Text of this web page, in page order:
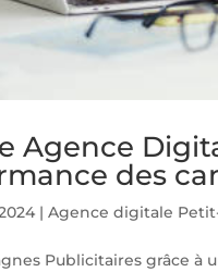
Agence
des
|Agence digitale
Publicitaires grâce à